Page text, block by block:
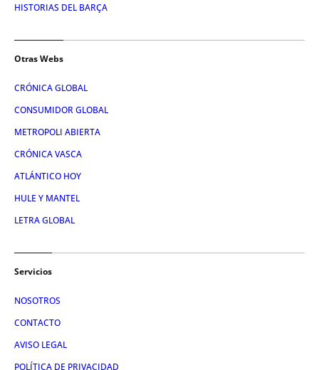
HISTORIAS DEL BARÇA
Otras Webs
CRÓNICA GLOBAL
CONSUMIDOR GLOBAL
METROPOLI ABIERTA
CRÓNICA VASCA
ATLÁNTICO HOY
HULE Y MANTEL
LETRA GLOBAL
Servicios
NOSOTROS
CONTACTO
AVISO LEGAL
POLÍTICA DE PRIVACIDAD